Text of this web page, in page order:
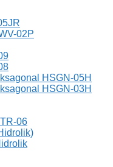
02P
HSGN-05H
HSGN-03H
06